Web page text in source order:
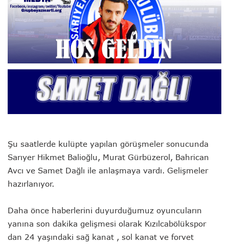
Şu saatlerde kulüpte yapılan görüşmeler sonucunda
Sarıyer Hikmet Balioğlu, Murat Gürbüzerol, Bahrican
Avcı ve Samet Dağlı ile anlaşmaya vardı. Gelişmeler
hazırlanıyor.
Daha önce haberlerini duyurduğumuz oyuncuların
yanına son dakika gelişmesi olarak Kızılcabölükspor
dan 24 yaşındaki sağ kanat , sol kanat ve forvet